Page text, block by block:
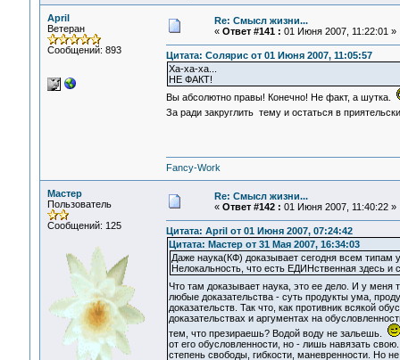
April
Ветеран
Сообщений: 893
Re: Смысл жизни...
« Ответ #141 : 01 Июня 2007, 11:22:01 »
Цитата: Солярис от 01 Июня 2007, 11:05:57
Ха-ха-ха...
НЕ ФАКТ!
Вы абсолютно правы! Конечно! Не факт, а шутка.
За ради закруглить тему и остаться в
Fancy-Work
Мастер
Пользователь
Сообщений: 125
Re: Смысл жизни...
« Ответ #142 : 01 Июня 2007, 11:40:22 »
Цитата: April от 01 Июня 2007, 07:24:42
Цитата: Мастер от 31 Мая 2007, 16:34:03
Даже наука(КФ) доказывает сегодня всем
Нелокальность, что есть ЕДИНственная здесь и
Что там доказывает наука, это ее дело. И у меня
любые доказательства - суть продукты ума,
доказательств. Так что, как противник всякой
доказательствах и аргументах на
тем, что презираешь? Водой воду не зальешь.
от его обусловленности, но - лишь навязать
степень свободы, гибкости, маневренности. Но